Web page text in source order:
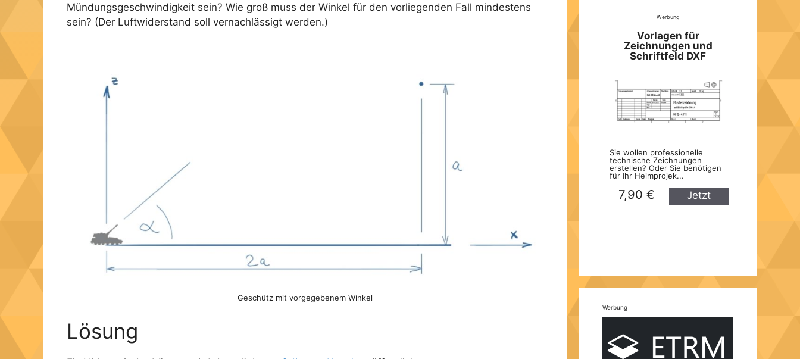
Mündungsgeschwindigkeit sein? Wie groß muss der Winkel für den vorliegenden Fall mindestens
sein? (Der Luftwiderstand soll vernachlässigt werden.)
Geschütz mit vorgegebenem Winkel
Lösung
Werbung
Vorlagen für
Zeichnungen und
Schriftfeld DXF
Sie wollen professionelle
technische Zeichnungen
erstellen? Oder Sie benötigen
für Ihr Heimprojek...
7,90 €
Jetzt
Werbung